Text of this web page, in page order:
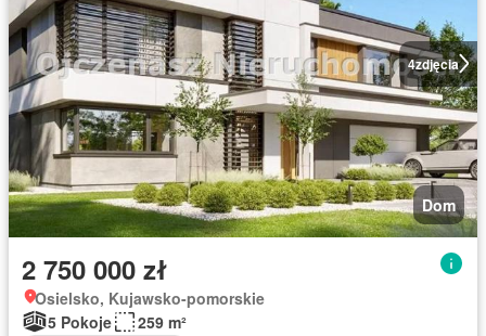
4zdjęcia
Dom
2 750 000 zł
Osielsko, Kujawsko-pomorskie
5 Pokoje
259 m²